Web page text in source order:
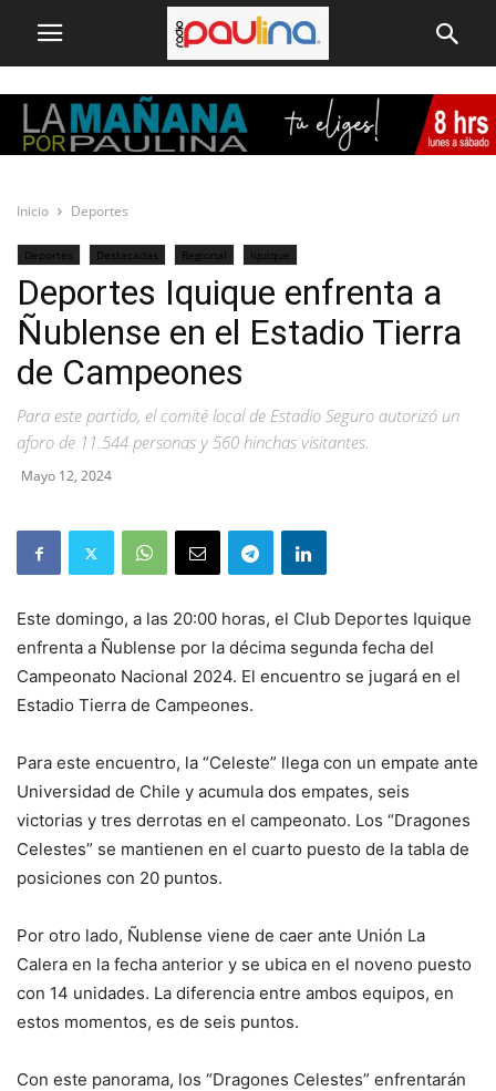
Inicio Deportes
Deportes Destacadas Regional Iquique
Deportes Iquique enfrenta a
Ñublense en el Estadio Tierra
de Campeones
Para este partido, el comité local de Estadio Seguro autorizó un
aforo de 11.544 personas y 560 hinchas visitantes.
Mayo 12, 2024
Este domingo, a las 20:00 horas, el Club Deportes Iquique
enfrenta a Ñublense por la décima segunda fecha del
Campeonato Nacional 2024. El encuentro se jugará en el
Estadio Tierra de Campeones.
Para este encuentro, la “Celeste” llega con un empate ante
Universidad de Chile y acumula dos empates, seis
victorias y tres derrotas en el campeonato. Los “Dragones
Celestes” se mantienen en el cuarto puesto de la tabla de
posiciones con 20 puntos.
Por otro lado, Ñublense viene de caer ante Unión La
Calera en la fecha anterior y se ubica en el noveno puesto
con 14 unidades. La diferencia entre ambos equipos, en
estos momentos, es de seis puntos.
Con este panorama, los “Dragones Celestes” enfrentarán